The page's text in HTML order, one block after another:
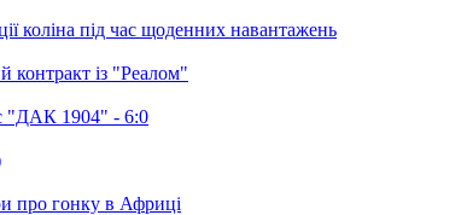
коліна під час щоденних навантажень
контракт із "Реалом"
"ДАК 1904" - 6:0
про гонку в Африці